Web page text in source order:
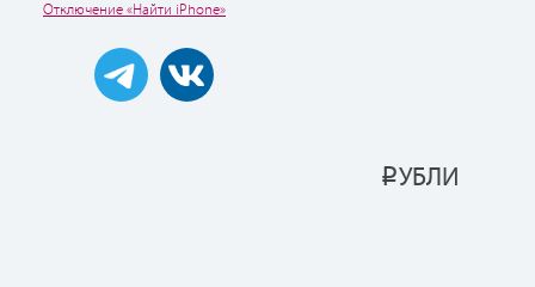
Отключение «Найти iPhone»
РУБЛИ